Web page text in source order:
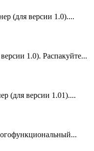
(для версии 1.0)....
1.0). Распакуйте...
(для версии 1.01)....